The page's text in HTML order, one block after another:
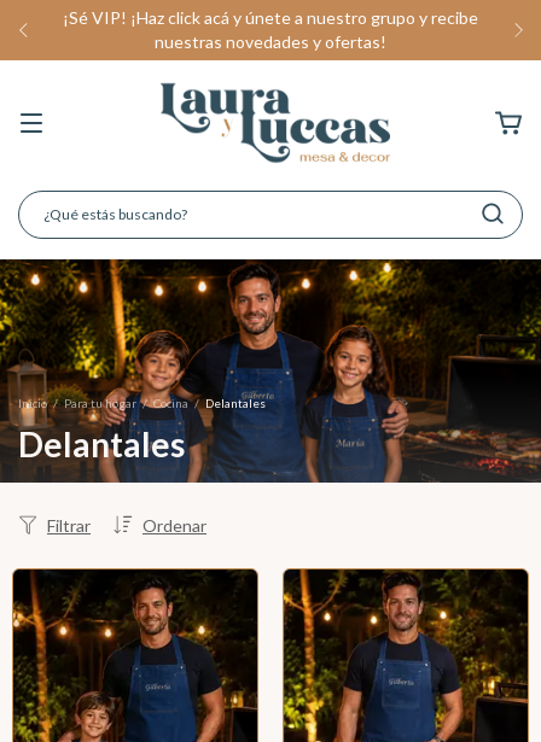
¡Sé VIP! ¡Haz click acá y únete a nuestro grupo y recibe
nuestras novedades y ofertas!
Inicio / Para tu hogar / Cocina / Delantales
Delantales
Ordenar
Filtrar